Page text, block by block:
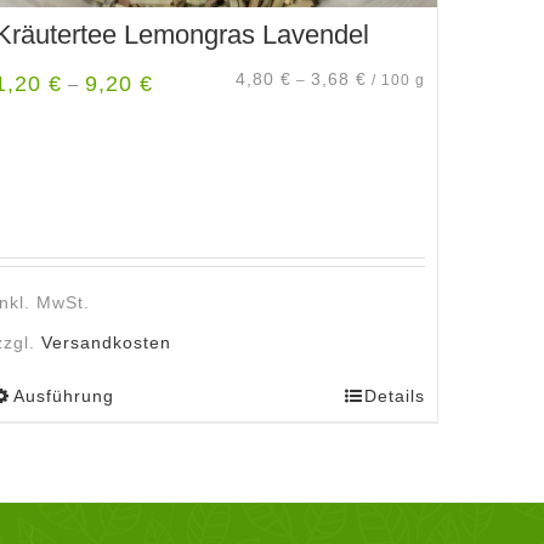
Lemongras Lavendel
€ –9,20€ 4,80 € – 3,68 € / 100 g
MwSt.
Versandkosten
Ausführung Details